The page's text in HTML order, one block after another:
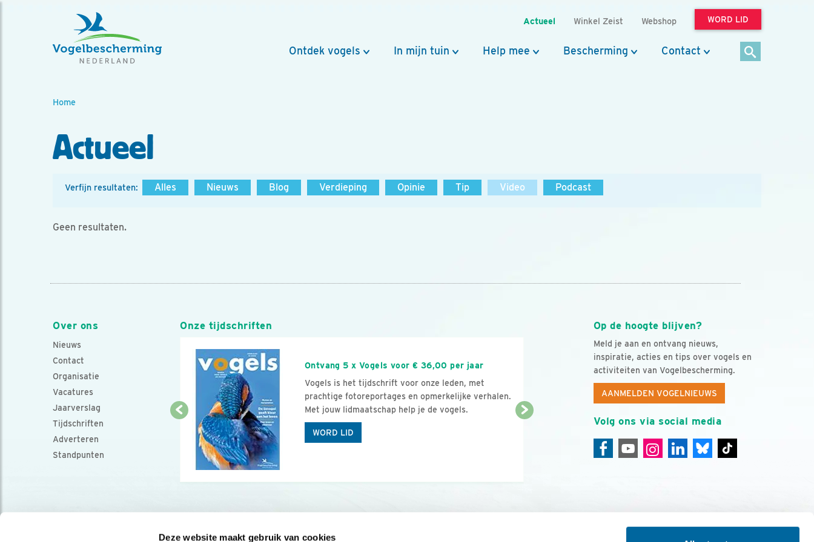
Deze website maakt gebruik van cookies
Actueel Winkel Zeist Webshop WORD LID
Ontdek vogels In mijn tuin Help mee Bescherming Contact
Home
Actueel
Verfijn resultaten: Alles Nieuws Blog Verdieping Opinie Tip Video Podcast
Geen resultaten.
Over ons
Nieuws
Contact
Organisatie
Vacatures
Jaarverslag
Tijdschriften
Adverteren
Standpunten
Op de hoogte blijven?
Meld je aan en ontvang nieuws,
inspiratie, acties en tips over vogels en
activiteiten van Vogelbescherming.
AANMELDEN VOGELNIEUWS
Volg ons via social media
Onze tijdschriften
Ontvang 5 x Vogels voor € 36,00 per jaar
Vogels is het tijdschrift voor onze leden, met
prachtige fotoreportages en opmerkelijke verhalen.
Met jouw lidmaatschap help je de vogels.
WORD LID